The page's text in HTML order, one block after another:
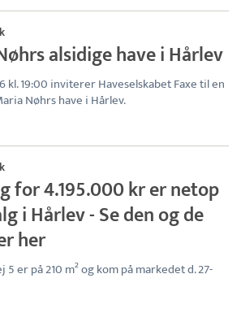
alsidige have i Hårlev
kl. 19:00 inviterer Haveselskabet Faxe til en
Nøhrs have i Hårlev.
for 4.195.000 kr er netop
i Hårlev - Se den og de
her
er på 210 m² og kom på markedet d. 27-